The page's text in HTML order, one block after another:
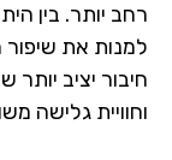
רחב יותר. בין
למנות את
חיבור יציב
וחוויית גלישה